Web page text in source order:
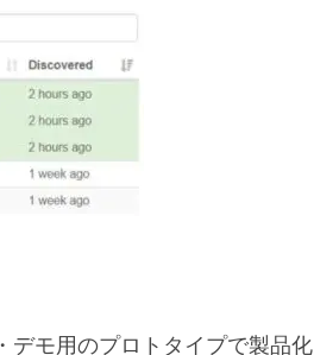
デモ用のプロトタイプで製品化